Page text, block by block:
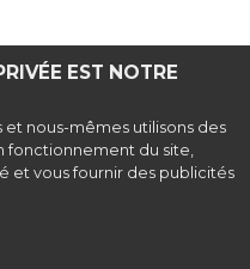
EST NOTRE
nous-mêmes utilisons des
fonctionnement du site,
et vous fournir des publicités